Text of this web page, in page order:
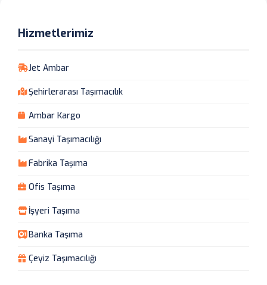
Hizmetlerimiz
Jet Ambar
Şehirlerarası Taşımacılık
Ambar Kargo
Sanayi Taşımacılığı
Fabrika Taşıma
Ofis Taşıma
İşyeri Taşıma
Banka Taşıma
Çeyiz Taşımacılığı